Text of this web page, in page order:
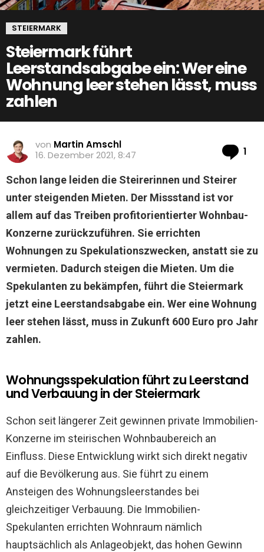
STEIERMARK
Steiermark führt
Leerstandsabgabe ein: Wer eine
Wohnung leer stehen lässt, muss
zahlen
von Martin Amschl
16. Dezember 2021, 8:47
1
Schon lange leiden die Steirerinnen und Steirer
unter steigenden Mieten. Der Missstand ist vor
allem auf das Treiben profitorientierter Wohnbau-
Konzerne zurückzuführen. Sie errichten
Wohnungen zu Spekulationszwecken, anstatt sie zu
vermieten. Dadurch steigen die Mieten. Um die
Spekulanten zu bekämpfen, führt die Steiermark
jetzt eine Leerstandsabgabe ein. Wer eine Wohnung
leer stehen lässt, muss in Zukunft 600 Euro pro Jahr
zahlen.
Wohnungsspekulation führt zu Leerstand
und Verbauung in der Steiermark
Schon seit längerer Zeit gewinnen private Immobilien-
Konzerne im steirischen Wohnbaubereich an
Einfluss. Diese Entwicklung wirkt sich direkt negativ
auf die Bevölkerung aus. Sie führt zu einem
Ansteigen des Wohnungsleerstandes bei
gleichzeitiger Verbauung. Die Immobilien-
Spekulanten errichten Wohnraum nämlich
hauptsächlich als Anlageobjekt, das hohen Gewinn